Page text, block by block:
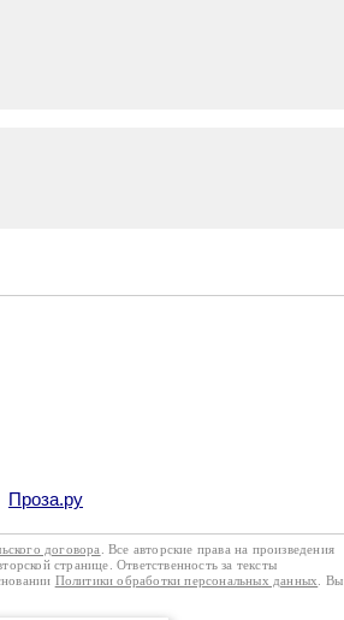
Проза.ру
договора
. Все авторские права на произведения
странице. Ответственность за тексты
Политики обработки персональных данных
. Вы